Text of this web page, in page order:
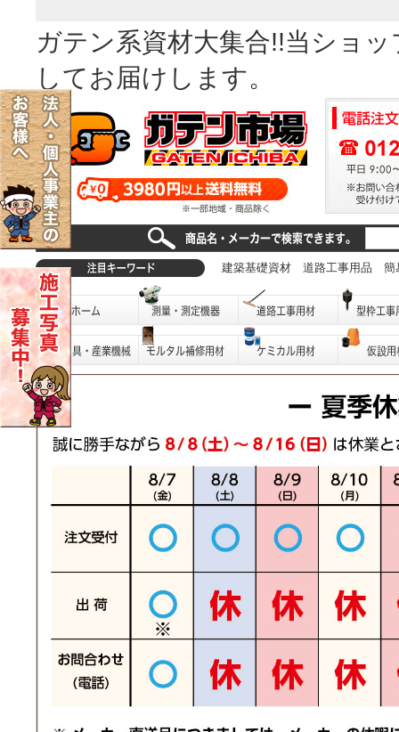
ガテン系資材大集合!!当ショ
してお届けします。
建築基礎資材 道路工事用品 簡